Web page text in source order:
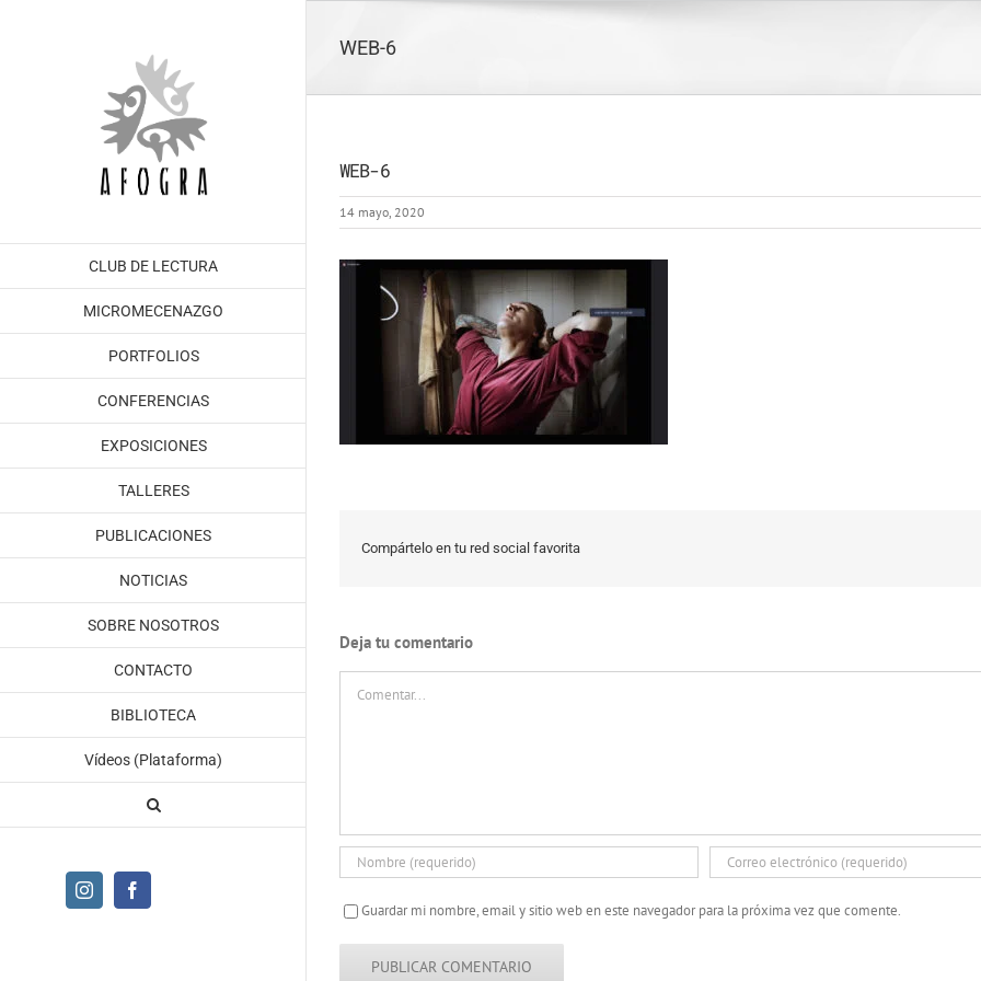
CLUB DE LECTURA
MICROMECENAZGO
PORTFOLIOS
CONFERENCIAS
EXPOSICIONES
TALLERES
PUBLICACIONES
NOTICIAS
SOBRE NOSOTROS
CONTACTO
BIBLIOTECA
Vídeos (Plataforma)
Instagram
WEB-6
WEB-6
14 mayo, 2020
Compártelo en tu red social favorita
Deja tu comentario
Guardar mi nombre, email y sitio web en este navegador para la próxima vez que comente.